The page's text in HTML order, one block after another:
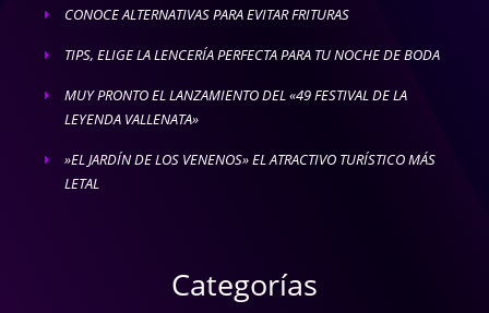
E CONOCE ALTERNATIVAS PARA EVITAR FRITURAS
E TIPS, ELIGE LA LENCERÍA PERFECTA PARA TU NOCHE DE BODA
E
MUY PRONTO EL LANZAMIENTO DEL «49 FESTIVAL DE LA
LEYENDA VALLENATA»
E
»EL JARDÍN DE LOS VENENOS» EL ATRACTIVO TURÍSTICO MÁS
LETAL
Categorías